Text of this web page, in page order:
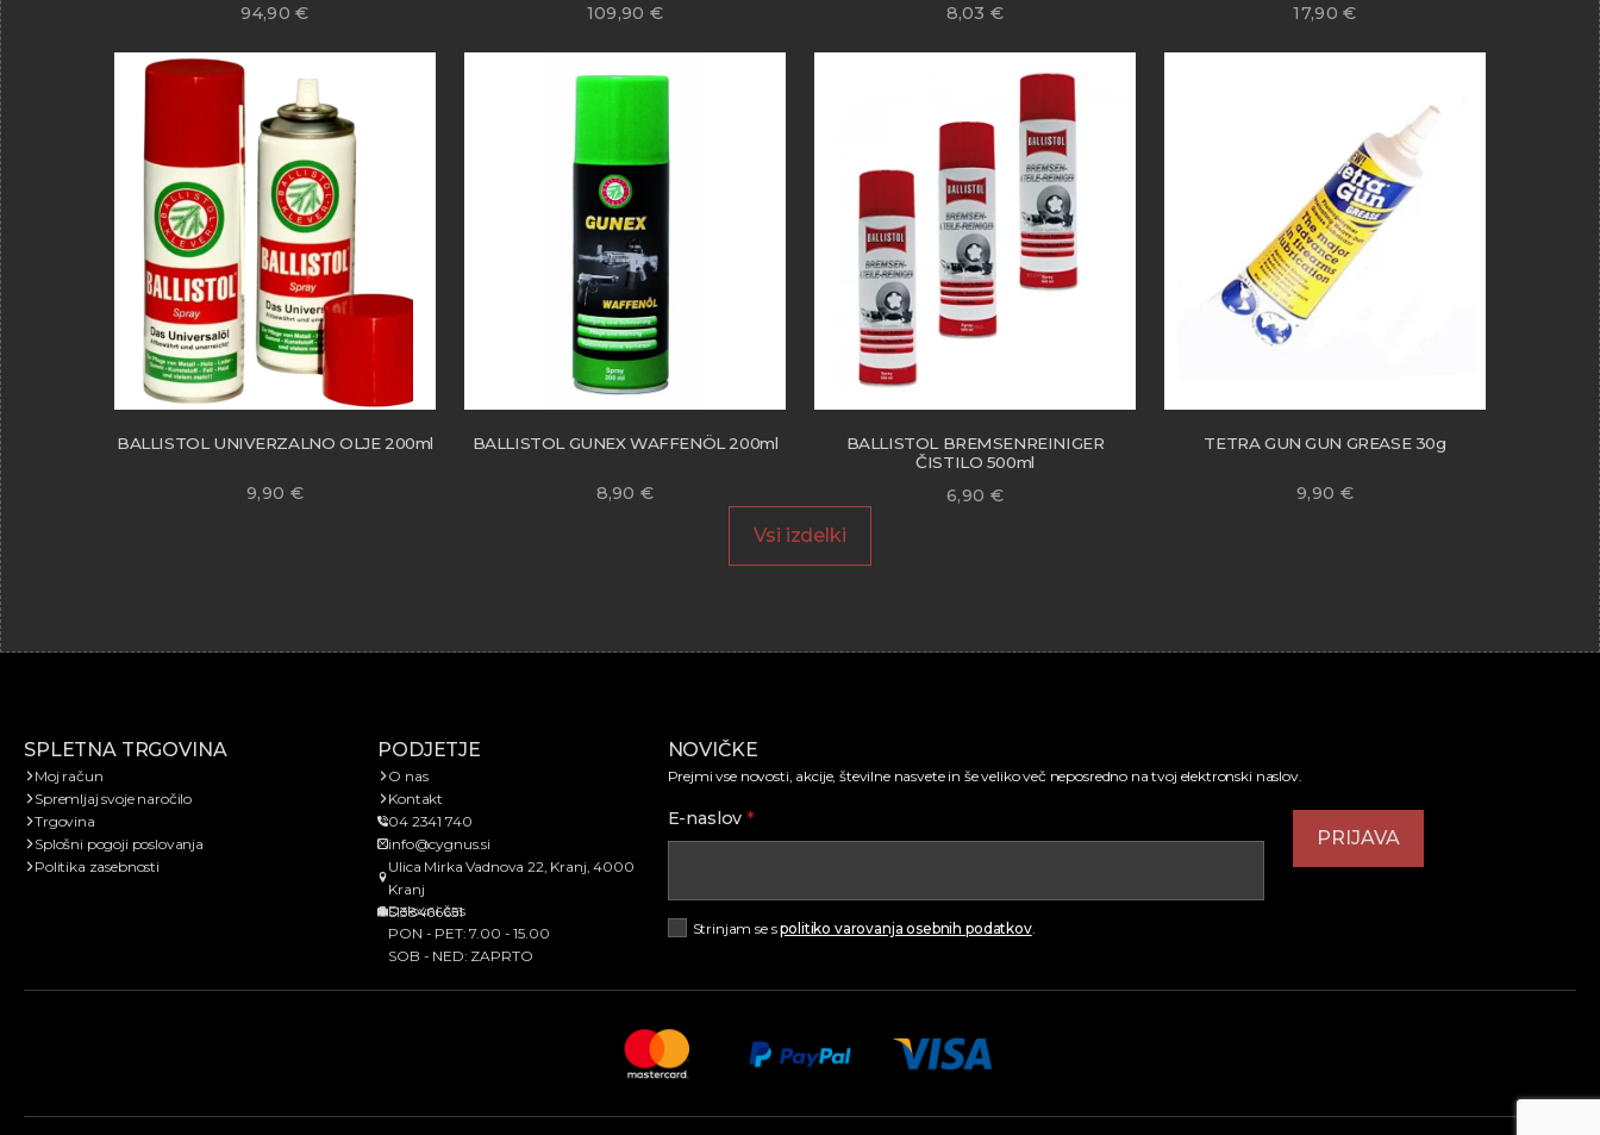
94,90€ 109,90 € 8,03€ 17,90€
BALLISTOL UNIVERZALNO OLJE 200ml
9,90 €
BALLISTOL GUNEX WAFFENÖL 200ml
8,90€
BALLISTOL BREMSENREINIGER
ČISTILO 500ml
6,90 €
TETRA GUN GUN GREASE 30g
9,90 €
Vsi izdelki
SPLETNA TRGOVINA
Moj račun
Spremljaj svoje naročilo
Trgovina
Splošni pogoji poslovanja
Politika zasebnosti
PODJETJE
O nas
Kontakt
04 2341 740
info@cygnus.si
Ulica Mirka Vadnova 22, Kranj, 4000
Kranj
SI38466651
Delovni čas
PON - PET: 7.00 - 15.00
SOB - NED: ZAPRTO
NOVIČKE
Prejmi vse novosti, akcije, številne nasvete in še veliko več neposredno na tvoj elektronski naslov.
E-naslov *
Strinjam se spolitiko varovanja osebnih podatkov.
PRIJAVA